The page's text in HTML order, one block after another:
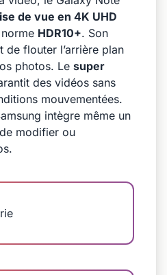
de vue en 4K UHD
HDR10+. Son
flouter l’arrière plan
photos. Le super
des vidéos sans
mouvementées.
intègre même un
modifier ou